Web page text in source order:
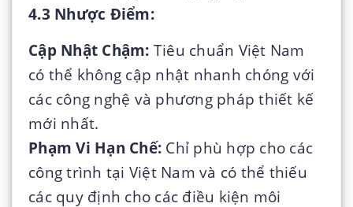
4.3 Nhược Điểm:
Cập Nhật Chậm: Tiêu chuẩn Việt Nam
có thể không cập nhật nhanh chóng với
các công nghệ và phương pháp thiết kế
mới nhất.
Phạm Vi Hạn Chế: Chỉ phù hợp cho các
công trình tại Việt Nam và có thể thiếu
các quy định cho các điều kiện môi